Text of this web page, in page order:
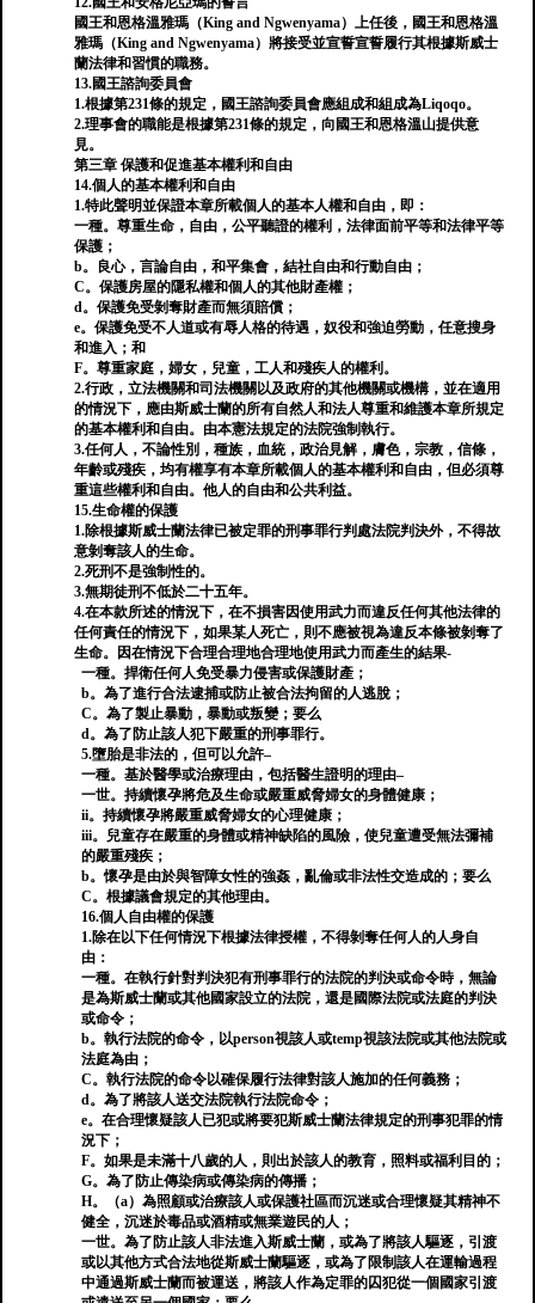
國王和恩格溫雅瑪（King and Ngwenyama）上任後，國王和恩格溫
雅瑪（King and Ngwenyama）將接受並宣誓宣誓履行其根據斯威士
蘭法律和習慣的職務。
13.國王諮詢委員會
1.根據第231條的規定，國王諮詢委員會應組成和組成為Liqoqo。
2.理事會的職能是根據第231條的規定，向國王和恩格溫山提供意
見。
第三章 保護和促進基本權利和自由
14.個人的基本權利和自由
1.特此聲明並保證本章所載個人的基本人權和自由，即：
一種。尊重生命，自由，公平聽證的權利，法律面前平等和法律平等
保護；
b。良心，言論自由，和平集會，結社自由和行動自由；
C。保護房屋的隱私權和個人的其他財產權；
d。保護免受剝奪財產而無須賠償；
e。保護免受不人道或有辱人格的待遇，奴役和強迫勞動，任意搜身
和進入；和
F。尊重家庭，婦女，兒童，工人和殘疾人的權利。
2.行政，立法機關和司法機關以及政府的其他機關或機構，並在適用
的情況下，應由斯威士蘭的所有自然人和法人尊重和維護本章所規定
的基本權利和自由。由本憲法規定的法院強制執行。
3.任何人，不論性別，種族，血統，政治見解，膚色，宗教，信條，
年齡或殘疾，均有權享有本章所載個人的基本權利和自由，但必須尊
重這些權利和自由。他人的自由和公共利益。
15.生命權的保護
1.除根據斯威士蘭法律已被定罪的刑事罪行判處法院判決外，不得故
意剝奪該人的生命。
2.死刑不是強制性的。
3.無期徒刑不低於二十五年。
4.在本款所述的情況下，在不損害因使用武力而違反任何其他法律的
任何責任的情況下，如果某人死亡，則不應被視為違反本條被剝奪了
生命。因在情況下合理合理地合理地使用武力而產生的結果-
一種。捍衛任何人免受暴力侵害或保護財產；
b。為了進行合法逮捕或防止被合法拘留的人逃脫；
C。為了製止暴動，暴動或叛變；要么
d。為了防止該人犯下嚴重的刑事罪行。
5.墮胎是非法的，但可以允許–
一種。基於醫學或治療理由，包括醫生證明的理由–
一世。持續懷孕將危及生命或嚴重威脅婦女的身體健康；
ii。持續懷孕將嚴重威脅婦女的心理健康；
iii。兒童存在嚴重的身體或精神缺陷的風險，使兒童遭受無法彌補
的嚴重殘疾；
b。懷孕是由於與智障女性的強姦，亂倫或非法性交造成的；要么
C。根據議會規定的其他理由。
16.個人自由權的保護
1.除在以下任何情況下根據法律授權，不得剝奪任何人的人身自
由：
一種。在執行針對判決犯有刑事罪行的法院的判決或命令時，無論
是為斯威士蘭或其他國家設立的法院，還是國際法院或法庭的判決
或命令；
b。執行法院的命令，以person視該人或temp視該法院或其他法院或
法庭為由；
C。執行法院的命令以確保履行法律對該人施加的任何義務；
d。為了將該人送交法院執行法院命令；
e。在合理懷疑該人已犯或將要犯斯威士蘭法律規定的刑事犯罪的情
況下；
F。如果是未滿十八歲的人，則出於該人的教育，照料或福利目的；
G。為了防止傳染病或傳染病的傳播；
H。（a）為照顧或治療該人或保護社區而沉迷或合理懷疑其精神不
健全，沉迷於毒品或酒精或無業遊民的人；
一世。為了防止該人非法進入斯威士蘭，或為了將該人驅逐，引渡
或以其他方式合法地從斯威士蘭驅逐，或為了限制該人在運輸過程
中通過斯威士蘭而被運送，將該人作為定罪的囚犯從一個國家引渡